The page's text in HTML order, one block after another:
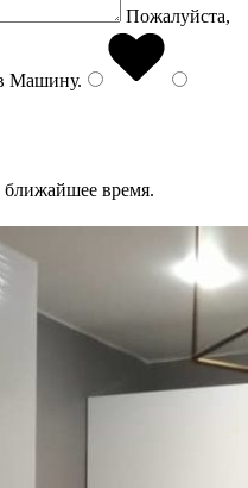
Пожалуйста,
Машину.
время.